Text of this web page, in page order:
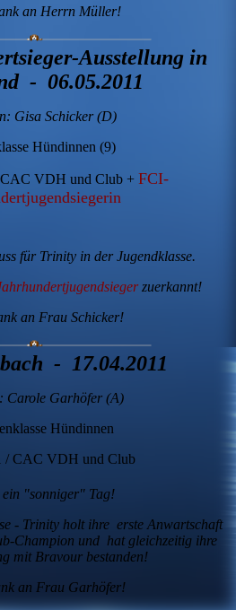
an Herrn Müller!
Ausstellung in
- 06.05.2011
Gisa Schicker (D)
Hündinnen (9)
VDH und Club + FCI-
für Trinity in der Jugendklasse.
zuerkannt!
an Frau Schicker!
- 17.04.2011
Carole Garhöfer (A)
Hündinnen
/ CAC VDH und Club
ein "sonniger" Tag!
- Trinity holt ihre erste Anwartschaft
Champion und hat gleichzeitig ihre
mit Bravour bestanden!
an Frau Garhöfer!